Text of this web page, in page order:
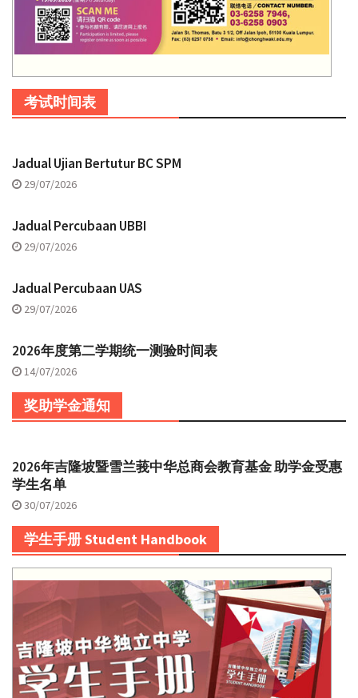
考试时间表
Jadual Ujian Bertutur BC SPM
29/07/2026
Jadual Percubaan UBBI
29/07/2026
Jadual Percubaan UAS
29/07/2026
2026年度第二学期统一测验时间表
14/07/2026
奖助学金通知
2026年吉隆坡暨雪兰莪中华总商会教育基金 助学金受惠
学生名单
30/07/2026
学生手册 Student Handbook